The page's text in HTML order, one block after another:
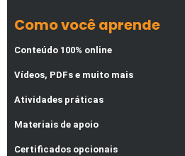
Como você aprende
Conteúdo 100% online
Vídeos, PDFs e muito mais
Atividades práticas
Materiais de apoio
Certificados opcionais